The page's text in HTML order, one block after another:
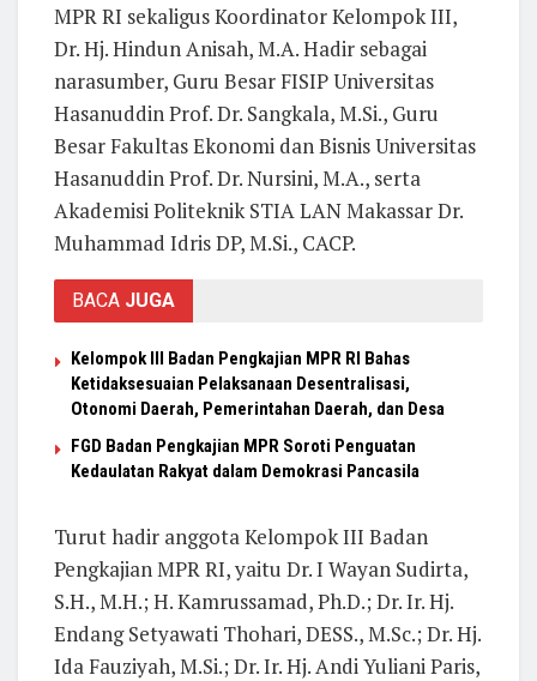
MPR RI sekaligus Koordinator Kelompok III,
Dr. Hj. Hindun Anisah, M.A. Hadir sebagai
narasumber, Guru Besar FISIP Universitas
Hasanuddin Prof. Dr. Sangkala, M.Si., Guru
Besar Fakultas Ekonomi dan Bisnis Universitas
Hasanuddin Prof. Dr. Nursini, M.A., serta
Akademisi Politeknik STIA LAN Makassar Dr.
Muhammad Idris DP, M.Si., CACP.
BACA JUGA
Kelompok III Badan Pengkajian MPR RI Bahas
Ketidaksesuaian Pelaksanaan Desentralisasi,
Otonomi Daerah, Pemerintahan Daerah, dan Desa
FGD Badan Pengkajian MPR Soroti Penguatan
Kedaulatan Rakyat dalam Demokrasi Pancasila
Turut hadir anggota Kelompok III Badan
Pengkajian MPR RI, yaitu Dr. I Wayan Sudirta,
S.H., M.H.; H. Kamrussamad, Ph.D.; Dr. Ir. Hj.
Endang Setyawati Thohari, DESS., M.Sc.; Dr. Hj.
Ida Fauziyah, M.Si.; Dr. Ir. Hj. Andi Yuliani Paris,